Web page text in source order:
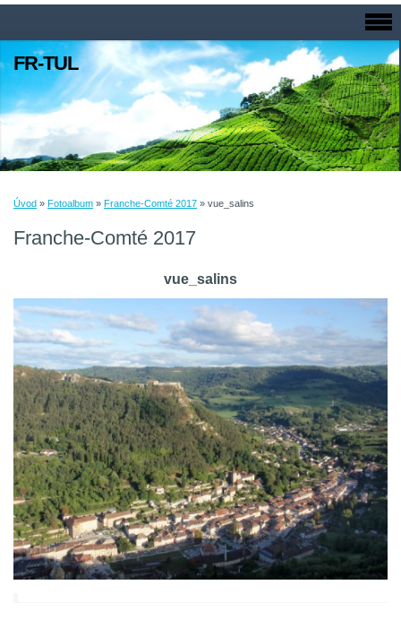
FR-TUL
Úvod » Fotoalbum » Franche-Comté 2017 » vue_salins
Franche-Comté 2017
vue_salins